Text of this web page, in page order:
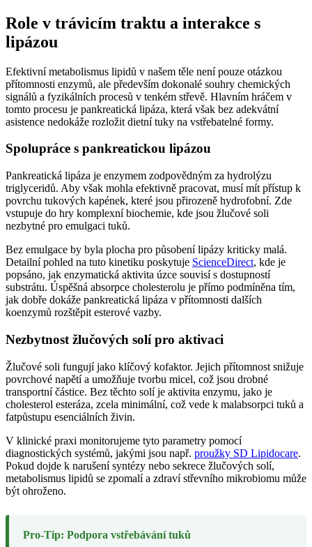
Role v trávicím traktu a interakce s
lipázou
Efektivní metabolismus lipidů v našem těle není pouze otázkou
přítomnosti enzymů, ale především dokonalé souhry chemických
signálů a fyzikálních procesů v tenkém střevě. Hlavním hráčem v
tomto procesu je pankreatická lipáza, která však bez adekvátní
asistence nedokáže rozložit dietní tuky na vstřebatelné formy.
Spolupráce s pankreatickou lipázou
Pankreatická lipáza je enzymem zodpovědným za hydrolýzu
triglyceridů. Aby však mohla efektivně pracovat, musí mít přístup k
povrchu tukových kapének, které jsou přirozeně hydrofobní. Zde
vstupuje do hry komplexní biochemie, kde jsou žlučové soli
nezbytné pro emulgaci tuků.
Bez emulgace by byla plocha pro působení lipázy kriticky malá.
Detailní pohled na tuto kinetiku poskytuje ScienceDirect, kde je
popsáno, jak enzymatická aktivita úzce souvisí s dostupností
substrátu. Úspěšná absorpce cholesterolu je přímo podmíněna tím,
jak dobře dokáže pankreatická lipáza v přítomnosti dalších
koenzymů rozštěpit esterové vazby.
Nezbytnost žlučových solí pro aktivaci
Žlučové soli fungují jako klíčový kofaktor. Jejich přítomnost snižuje
povrchové napětí a umožňuje tvorbu micel, což jsou drobné
transportní částice. Bez těchto solí je aktivita enzymu, jako je
cholesterol esteráza, zcela minimální, což vede k malabsorpci tuků a
fatpůstupu esenciálních živin.
V klinické praxi monitorujeme tyto parametry pomocí
diagnostických systémů, jakými jsou např. proužky SD Lipidocare.
Pokud dojde k narušení syntézy nebo sekrece žlučových solí,
metabolismus lipidů se zpomalí a zdraví střevního mikrobiomu může
být ohroženo.
Pro-Tip: Podpora vstřebávání tuků